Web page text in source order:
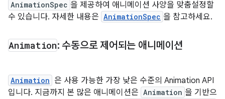
AnimationSpec 을 제공하여 애니메이션 사양을 맞춤설정할
수 있습니다. 자세한 내용은 AnimationSpec 을 참고하세요.
Animation: 수동으로 제어되는 애니메이션
Animation 은 사용 가능한 가장 낮은 수준의 Animation API
입니다. 지금까지 본 많은 애니메이션은 Animation 을 기반으